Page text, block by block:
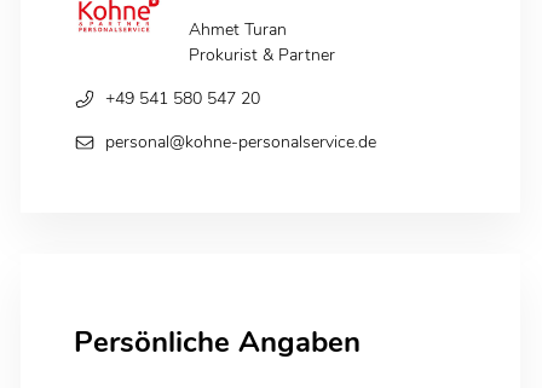
Ahmet Turan
Prokurist & Partner
+49 541 580 547 20
personal@kohne-personalservice.de
Persönliche Angaben